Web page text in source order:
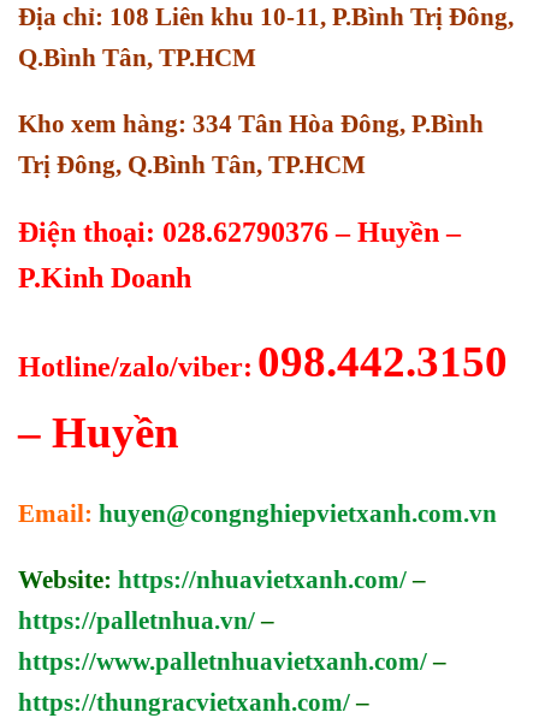
Địa chỉ: 108 Liên khu 10-11, P.Bình Trị Đông,
Q.Bình Tân, TP.HCM
Kho xem hàng: 334 Tân Hòa Đông, P.Bình
Trị Đông, Q.Bình Tân, TP.HCM
Điện thoại: 028.62790376 – Huyền –
P.Kinh Doanh
Hotline/zalo/viber: 098.442.3150
– Huyền
Email: huyen@congnghiepvietxanh.com.vn
Website: https://nhuavietxanh.com/–
https://palletnhua.vn/–
https://www.palletnhuavietxanh.com/–
https://thungracvietxanh.com/–